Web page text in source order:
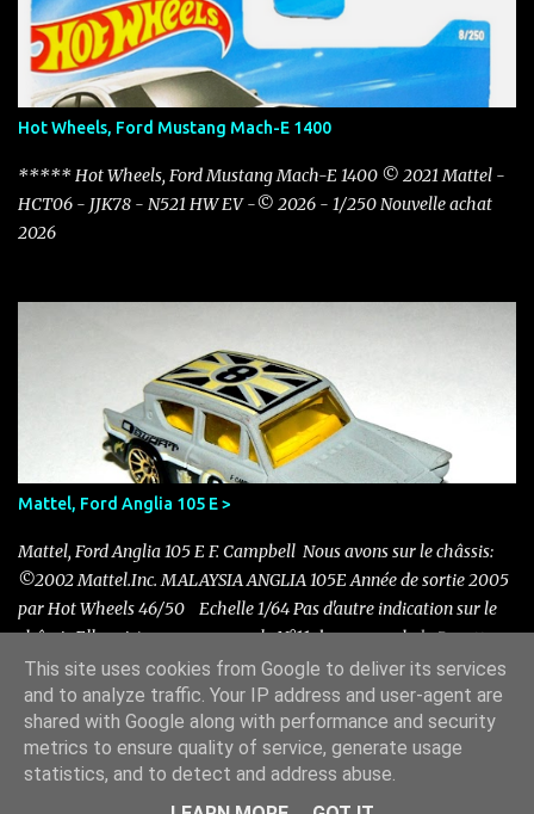
Hot Wheels, Ford Mustang Mach-E 1400
***** Hot Wheels, Ford Mustang Mach-E 1400 © 2021 Mattel -
HCT06 - JJK78 - N521 HW EV -© 2026 - 1/250 Nouvelle achat
2026
Mattel, Ford Anglia 105 E >
Mattel, Ford Anglia 105 E F. Campbell Nous avons sur le châssis:
©2002 Mattel.Inc. MALAYSIA ANGLIA 105E Année de sortie 2005
par Hot Wheels 46/50 Echelle 1/64 Pas d'autre indication sur le
châssis Elle existe en rouge avec le N°11 dans un pack de 5 sorti en
2011 Nouvelle acquisition en ce mois de novembre pour 0.50 €
Fourni par Blogger
© 2020>2024 R.THEYS, ma collection de Miniature-Ford
This site uses cookies from Google to deliver its services
and to analyze traffic. Your IP address and user-agent are
shared with Google along with performance and security
metrics to ensure quality of service, generate usage
statistics, and to detect and address abuse.